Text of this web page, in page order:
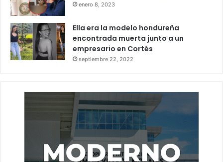
enero 8, 2023
Ella era la modelo hondureña
encontrada muerta junto a un
empresario en Cortés
septiembre 22, 2022